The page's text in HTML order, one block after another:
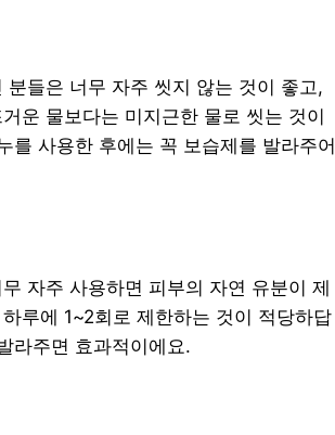
들은 너무 자주 씻지 않는 것이 좋고,
운 물보다는 미지근한 물로 씻는 것이
를 사용한 후에는 꼭 보습제를 발라주어
자주 사용하면 피부의 자연 유분이 제
루에 1~2회로 제한하는 것이 적당하답
라주면 효과적이에요.